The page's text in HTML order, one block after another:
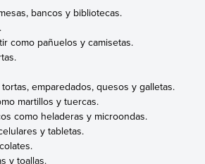
bancos y bibliotecas.
como pañuelos y camisetas.
emparedados, quesos y galletas.
martillos y tuercas.
como heladeras y microondas.
y tabletas.
y toallas.